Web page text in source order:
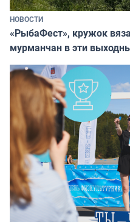
НОВОСТИ
«РыбаФест», кружок
мурманчан в эти